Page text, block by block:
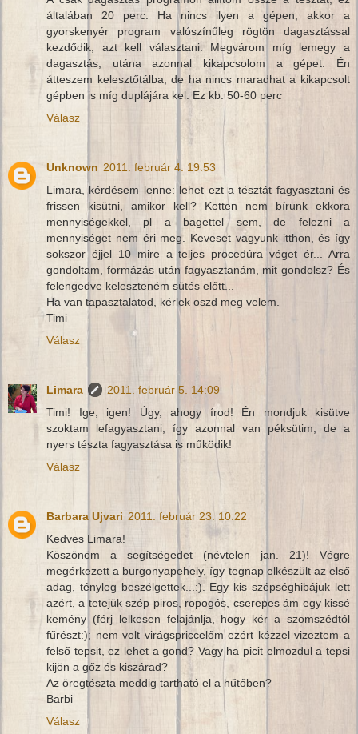
általában 20 perc. Ha nincs ilyen a gépen, akkor a
gyorskenyér program valószínűleg rögtön dagasztással
kezdődik, azt kell választani. Megvárom míg lemegy a
dagasztás, utána azonnal kikapcsolom a gépet. Én
átteszem kelesztőtálba, de ha nincs maradhat a kikapcsolt
gépben is míg duplájára kel. Ez kb. 50-60 perc
Válasz
Unknown 2011. február 4. 19:53
Limara, kérdésem lenne: lehet ezt a tésztát fagyasztani és
frissen kisütni, amikor kell? Ketten nem bírunk ekkora
mennyiségekkel, pl a bagettel sem, de felezni a
mennyiséget nem éri meg. Keveset vagyunk itthon, és így
sokszor éjjel 10 mire a teljes procedúra véget ér... Arra
gondoltam, formázás után fagyasztanám, mit gondolsz? És
felengedve keleszteném sütés előtt...
Ha van tapasztalatod, kérlek oszd meg velem.
Timi
Válasz
Limara
2011. február 5. 14:09
Timi! Ige, igen! Úgy, ahogy írod! Én mondjuk kisütve
szoktam lefagyasztani, így azonnal van péksütim, de a
nyers tészta fagyasztása is működik!
Válasz
Barbara Ujvari 2011. február 23. 10:22
Kedves Limara!
Köszönöm a segítségedet (névtelen jan. 21)! Végre
megérkezett a burgonyapehely, így tegnap elkészült az első
adag, tényleg beszélgettek...:). Egy kis szépséghibájuk lett
azért, a tetejük szép piros, ropogós, cserepes ám egy kissé
kemény (férj lelkesen felajánlja, hogy kér a szomszédtól
fűrészt:); nem volt virágspriccelőm ezért kézzel vizeztem a
felső tepsit, ez lehet a gond? Vagy ha picit elmozdul a tepsi
kijön a gőz és kiszárad?
Az öregtészta meddig tartható el a hűtőben?
Barbi
Válasz